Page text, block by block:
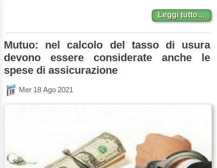
Leggi tutto…
Mutuo: nel calcolo del tasso di usura
devono essere considerate anche le
spese di assicurazione
Mer 18 Ago 2021